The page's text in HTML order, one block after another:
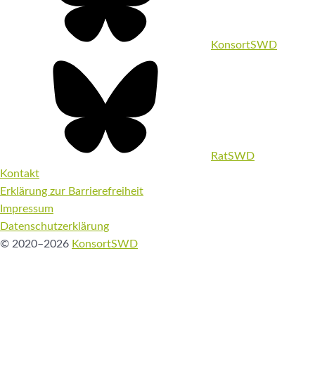
KonsortSWD
RatSWD
Kontakt
Erklärung zur Barrierefreiheit
Impressum
Datenschutzerklärung
© 2020–2026 KonsortSWD